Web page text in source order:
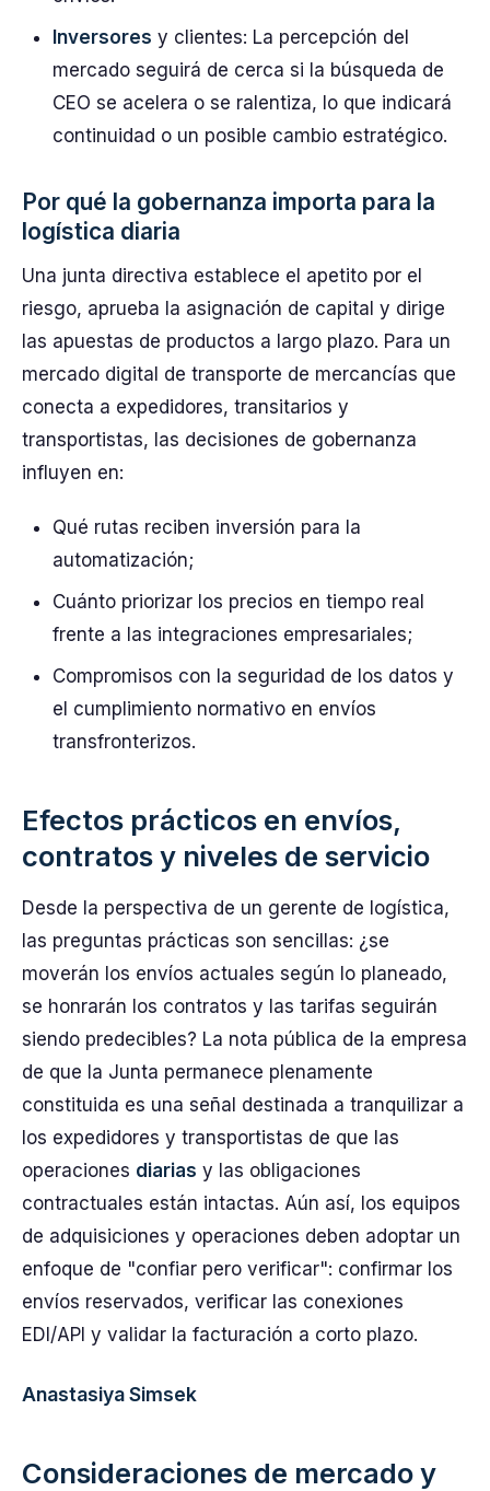
Inversores y clientes: La percepción del
mercado seguirá de cerca si la búsqueda de
CEO se acelera o se ralentiza, lo que indicará
continuidad o un posible cambio estratégico.
Por qué la gobernanza importa para la
logística diaria
Una junta directiva establece el apetito por el
riesgo, aprueba la asignación de capital y dirige
las apuestas de productos a largo plazo. Para un
mercado digital de transporte de mercancías que
conecta a expedidores, transitarios y
transportistas, las decisiones de gobernanza
influyen en:
Qué rutas reciben inversión para la
automatización;
Cuánto priorizar los precios en tiempo real
frente a las integraciones empresariales;
Compromisos con la seguridad de los datos y
el cumplimiento normativo en envíos
transfronterizos.
Efectos prácticos en envíos,
contratos y niveles de servicio
Desde la perspectiva de un gerente de logística,
las preguntas prácticas son sencillas: ¿se
moverán los envíos actuales según lo planeado,
se honrarán los contratos y las tarifas seguirán
siendo predecibles? La nota pública de la empresa
de que la Junta permanece plenamente
constituida es una señal destinada a tranquilizar a
los expedidores y transportistas de que las
operaciones diarias y las obligaciones
contractuales están intactas. Aún así, los equipos
de adquisiciones y operaciones deben adoptar un
enfoque de "confiar pero verificar": confirmar los
envíos reservados, verificar las conexiones
EDI/API y validar la facturación a corto plazo.
Anastasiya Simsek
Consideraciones de mercado y